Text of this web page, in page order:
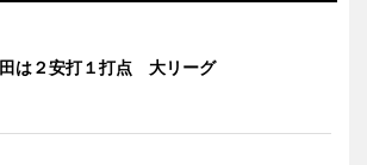
は２安打１打点 大リーグ